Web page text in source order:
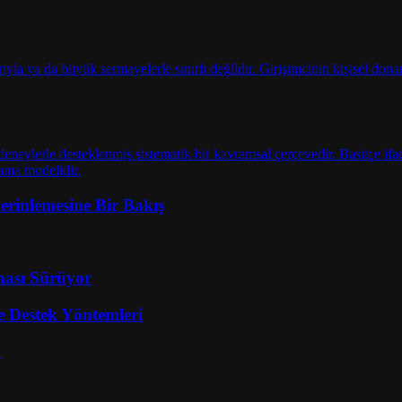
Bir Bakış
Sürüyor
Destek Yöntemleri